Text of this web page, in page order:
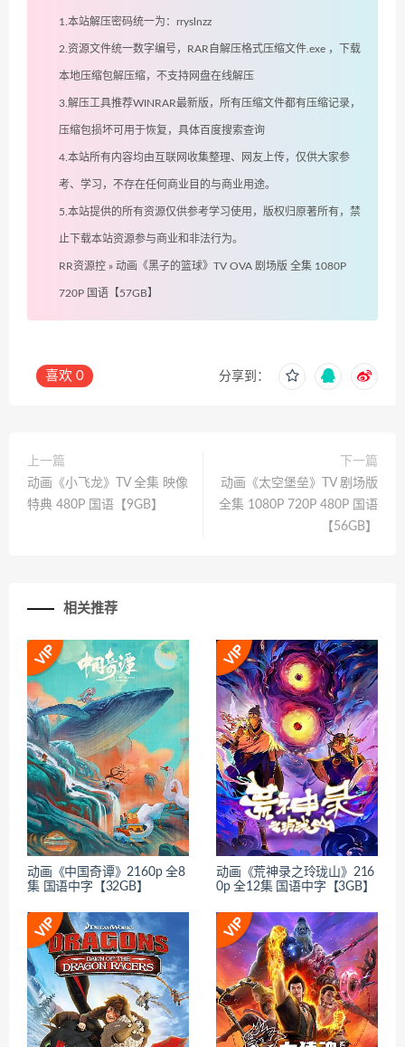
1.本站解压密码统一为：rryslnzz
2.资源文件统一数字编号，RAR自解压格式压缩文件.exe ，下载
本地压缩包解压缩，不支持网盘在线解压
3.解压工具推荐WINRAR最新版，所有压缩文件都有压缩记录，
压缩包损坏可用于恢复，具体百度搜索查询
4.本站所有内容均由互联网收集整理、网友上传，仅供大家参
考、学习，不存在任何商业目的与商业用途。
5.本站提供的所有资源仅供参考学习使用，版权归原著所有，禁
止下载本站资源参与商业和非法行为。
RR资源控 » 动画《黑子的篮球》TV OVA 剧场版 全集 1080P
720P 国语【57GB】
喜欢 0 分享到：
上一篇
动画《小飞龙》TV 全集 映像
特典 480P 国语【9GB】
下一篇
动画《太空堡垒》TV 剧场版
全集 1080P 720P 480P 国语
【56GB】
相关推荐
动画《中国奇谭》2160p 全8
集 国语中字【32GB】
动画《荒神录之玲珑山》216
0p 全12集 国语中字【3GB】